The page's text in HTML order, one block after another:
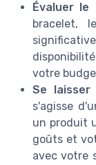
Évaluer le
bracelet,
votre
Se
s'agisse
un produit
goûts et
avec votre